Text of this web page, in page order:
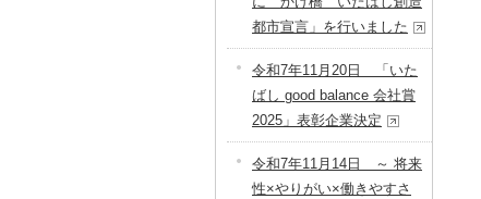
都市宣言」を行いました
令和7年11月20日 「いた
ばし good balance 会社賞
2025」表彰企業決定
令和7年11月14日 ～ 将来
性×やりがい×働きやすさ